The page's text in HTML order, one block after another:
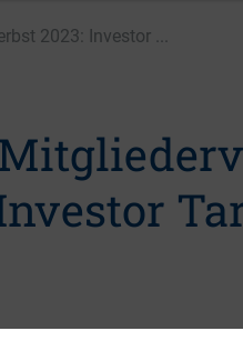
2023: Investor ...